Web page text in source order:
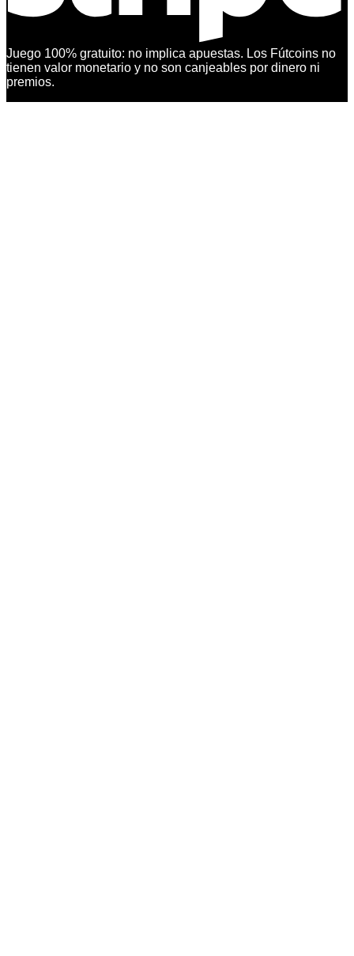
Juego 100% gratuito: no implica apuestas. Los Fútcoins no
tienen valor monetario y no son canjeables por dinero ni
premios.